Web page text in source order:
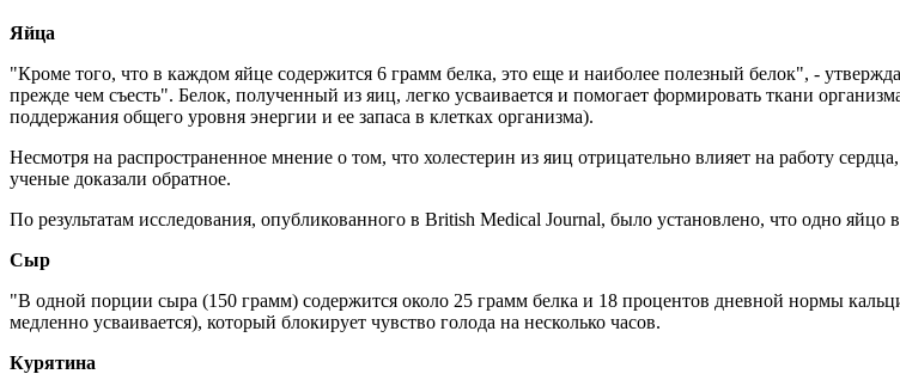
Яйца
"Кроме того, что в каждом яйце содержится 6 грамм белка, это еще и наиболее полезный белок", -
прежде чем съесть". Белок, полученный из яиц, легко усваивается и помогает формировать ткани
поддержания общего уровня энергии и ее запаса в клетках организма).
Несмотря на распространенное мнение о том, что холестерин из яиц отрицательно влияет на работу
ученые доказали обратное.
По результатам исследования, опубликованного в British Medical Journal, было установлено, что одно яйцо
Сыр
"В одной порции сыра (150 грамм) содержится около 25 грамм белка и 18 процентов дневной нормы
медленно усваивается), который блокирует чувство голода на несколько часов.
Курятина